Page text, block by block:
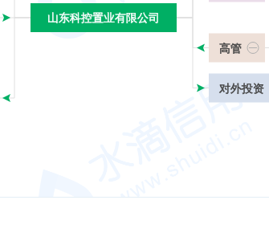
山东科控置业有限公司
山东科控置业有限公司
高管
对外投资